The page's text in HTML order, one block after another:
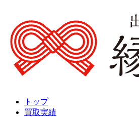
トップ
買取実績